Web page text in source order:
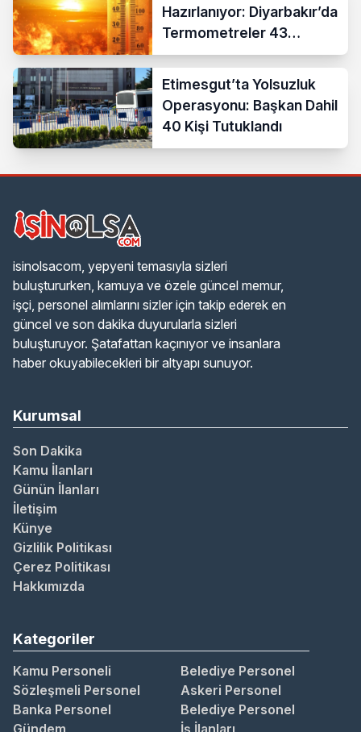
Hazırlanıyor: Diyarbakır’da
Termometreler 43
Dereceyi Gösterecek
Etimesgut’ta Yolsuzluk
Operasyonu: Başkan Dahil
40 Kişi Tutuklandı
isinolsacom, yepyeni temasıyla sizleri
buluştururken, kamuya ve özele güncel memur,
işçi, personel alımlarını sizler için takip ederek en
güncel ve son dakika duyurularla sizleri
buluşturuyor. Şatafattan kaçınıyor ve insanlara
haber okuyabilecekleri bir altyapı sunuyor.
Kurumsal
Son Dakika
Kamu İlanları
Günün İlanları
İletişim
Künye
Gizlilik Politikası
Çerez Politikası
Hakkımızda
Kategoriler
Kamu Personeli
Belediye Personel
Sözleşmeli Personel
Askeri Personel
Banka Personel
Belediye Personel